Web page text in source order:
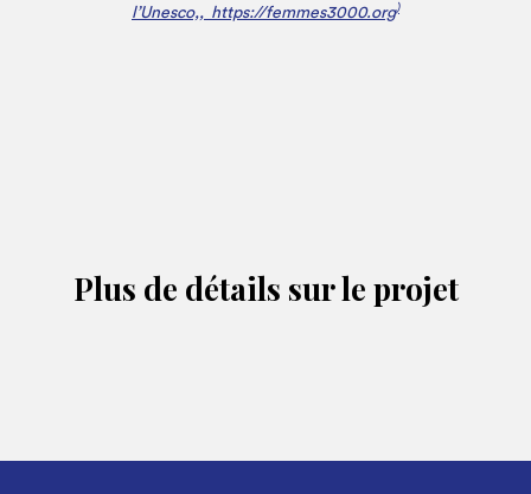
l’Unesco,, https://femmes3000.org)
Plus de détails sur le projet